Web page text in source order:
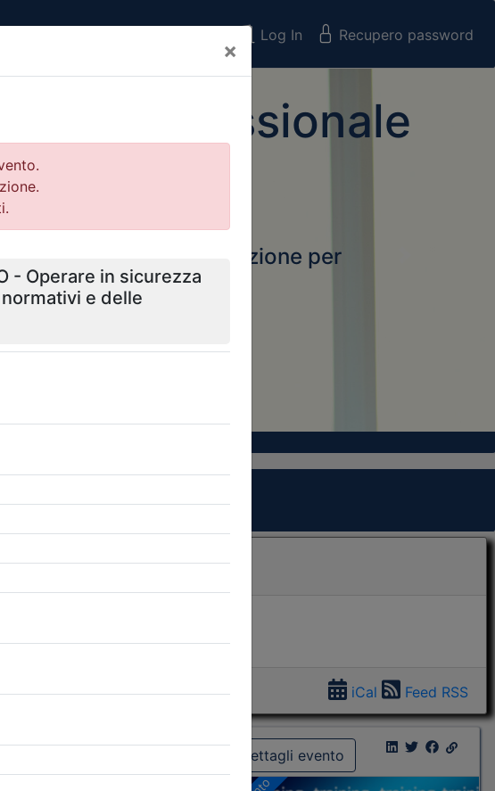
×
Log In Recupero password
Professionale
Il portale della formazione per
Ordini e Collegi
eventi
iCal Feed RSS
Dettagli evento